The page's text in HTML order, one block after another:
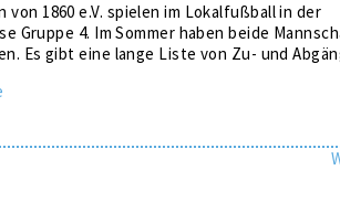
von 1860 e.V. spielen im Lokalfußball in der
Gruppe 4. Im Sommer haben beide
Es gibt eine lange Liste von Zu- und